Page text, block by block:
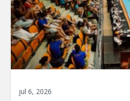
jul 6, 2026